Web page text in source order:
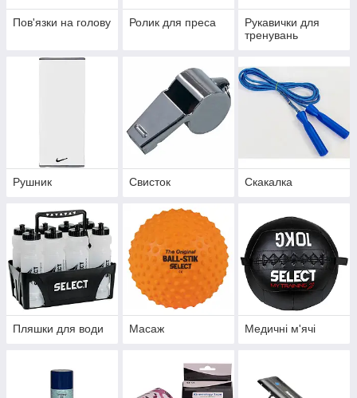
Пов'язки на голову Ролик для преса
Рукавички для
тренувань
Рушник Свисток Скакалка
Пляшки для води Масаж Медичні м'ячі